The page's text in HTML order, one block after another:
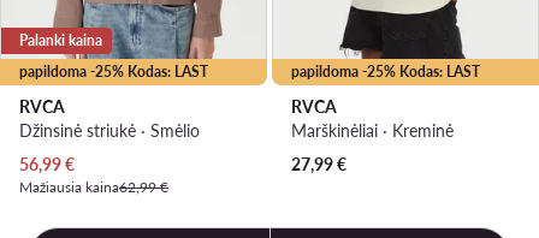
papildoma -25% Kodas: LAST
Palanki kaina
RVCA
Džinsinė striukė · Smėlio
Dabartinė kaina
56,99€
Mažiausia kaina62,99 €
papildoma -25% Kodas: LAST
RVCA
Marškinėliai · Kreminė
27,99€